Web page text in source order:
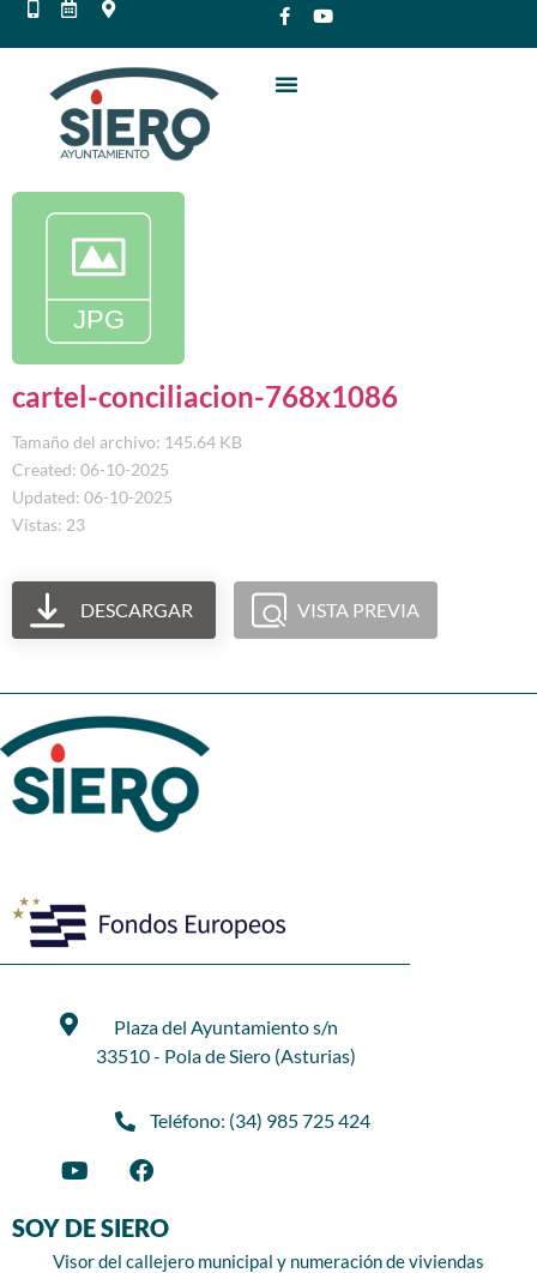
cartel-conciliacion-768x1086
Tamaño del archivo: 145.64 KB
Created: 06-10-2025
Updated: 06-10-2025
Vistas: 23
DESCARGAR VISTA PREVIA
Plaza del Ayuntamiento s/n
33510 - Pola de Siero (Asturias)
Teléfono: (34) 985 725 424
SOY DE SIERO
Visor del callejero municipal y numeración de viviendas